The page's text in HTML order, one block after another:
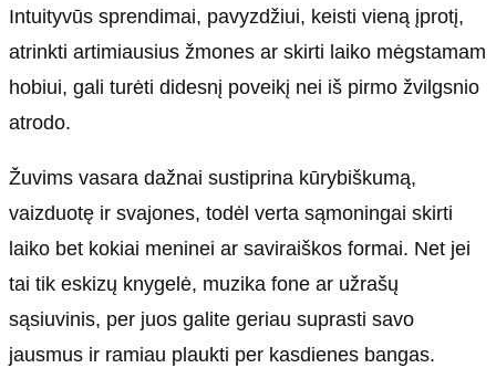
Intuityvūs sprendimai, pavyzdžiui, keisti vieną įprotį,
atrinkti artimiausius žmones ar skirti laiko mėgstamam
hobiui, gali turėti didesnį poveikį nei iš pirmo žvilgsnio
atrodo.
Žuvims vasara dažnai sustiprina kūrybiškumą,
vaizduotę ir svajones, todėl verta sąmoningai skirti
laiko bet kokiai meninei ar saviraiškos formai. Net jei
tai tik eskizų knygelė, muzika fone ar užrašų
sąsiuvinis, per juos galite geriau suprasti savo
jausmus ir ramiau plaukti per kasdienes bangas.